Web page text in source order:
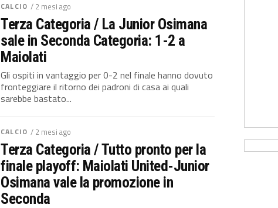
CALCIO / 2 mesi ago
Terza Categoria / La Junior Osimana
sale in Seconda Categoria: 1-2 a
Maiolati
Gli ospiti in vantaggio per 0-2 nel finale hanno dovuto
fronteggiare il ritorno dei padroni di casa ai quali
sarebbe bastato...
CALCIO / 2 mesi ago
Terza Categoria / Tutto pronto per la
finale playoff: Maiolati United-Junior
Osimana vale la promozione in
Seconda